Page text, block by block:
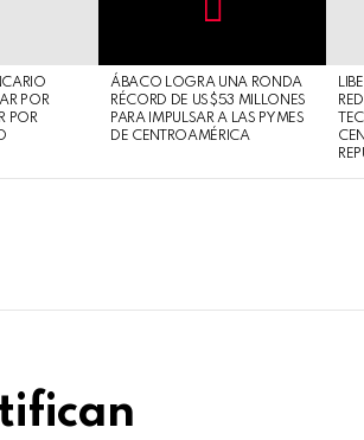
POR
POR
Safe
For
Work
view
this
post
ÁBACO LOGRA UNA RONDA
RÉCORD DE US$53 MILLONES
PARA IMPULSAR A LAS PYMES
DE CENTROAMÉRICA